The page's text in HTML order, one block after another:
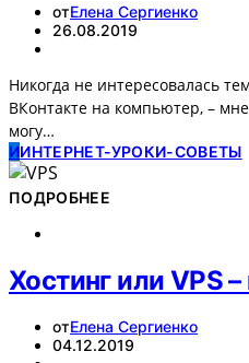
отЕлена Сергиенко
26.08.2019
Никогда не интересовалась
ВКонтакте на компьютер, –
могу…
ИИНТЕРНЕТ-УРОКИ-СОВЕТЫ
ПОДРОБНЕЕ
Хостинг или VPS
отЕлена Сергиенко
04.12.2019